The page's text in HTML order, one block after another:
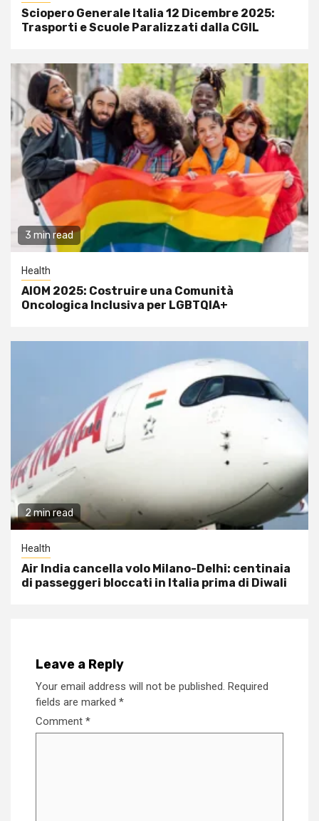
Sciopero Generale Italia 12 Dicembre 2025:
Trasporti e Scuole Paralizzati dalla CGIL
3 min read
Health
AIOM 2025: Costruire una Comunità
Oncologica Inclusiva per LGBTQIA+
2 min read
Health
Air India cancella volo Milano-Delhi: centinaia
di passeggeri bloccati in Italia prima di Diwali
Leave a Reply
Your email address will not be published. Required
fields are marked *
Comment *